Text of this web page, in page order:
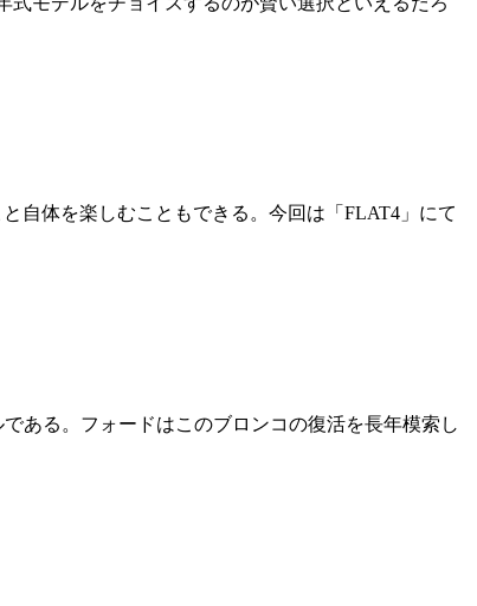
自体を楽しむこともできる。今回は「FLAT4」にて
ある。フォードはこのブロンコの復活を長年模索し